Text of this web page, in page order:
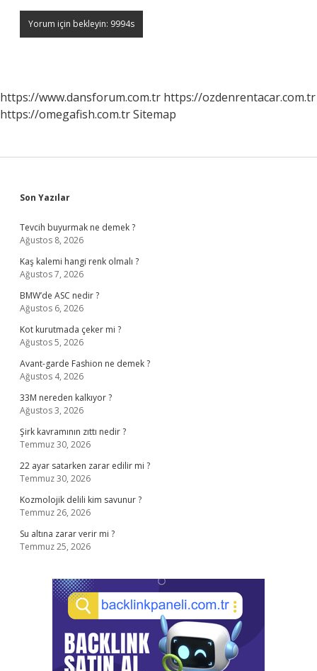
https://www.dansforum.com.tr https://ozdenrentacar.com.tr
https://omegafish.com.trSitemap
Sidebar
Son Yazılar
Tevcih buyurmak ne demek ?
Ağustos 8, 2026
Kaş kalemi hangi renk olmalı ?
Ağustos 7, 2026
BMW’de ASC nedir ?
Ağustos 6, 2026
Kot kurutmada çeker mi ?
Ağustos 5, 2026
Avant-garde Fashion ne demek ?
Ağustos 4, 2026
33M nereden kalkıyor ?
Ağustos 3, 2026
Şirk kavramının zıttı nedir ?
Temmuz 30, 2026
22 ayar satarken zarar edilir mi ?
Temmuz 30, 2026
Kozmolojik delili kim savunur ?
Temmuz 26, 2026
Su altına zarar verir mi ?
Temmuz 25, 2026